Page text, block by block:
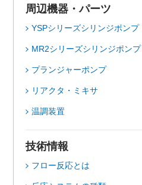
周辺機器・パーツ
YSPシリーズシリンジポンプ
MR2シリーズシリンジポンプ
プランジャーポンプ
リアクタ・ミキサ
温調装置
技術情報
フロー反応とは